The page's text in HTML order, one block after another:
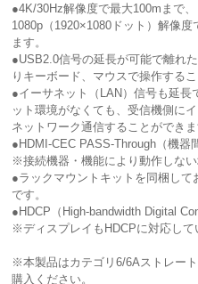
●4K/30Hz解像度で最大100mまで
1080p（1920×1080ドット）解像
ます。
●USB2.0信号の延長が可能で離れ
りキーボード、マウスで操作するこ
●イーサネット（LAN）信号も延長
ット環境がなくても、受信機側に
ネットワーク通信することができま
●HDMI-CEC PASS-Through（機器
※接続機器・機能により動作しない
●ラックマウントキットを同梱し
です。
●HDCP（High-bandwidth Digital
※ディスプレイもHDCPに対応して
※本製品はカテゴリ6/6Aストレー
購入ください。